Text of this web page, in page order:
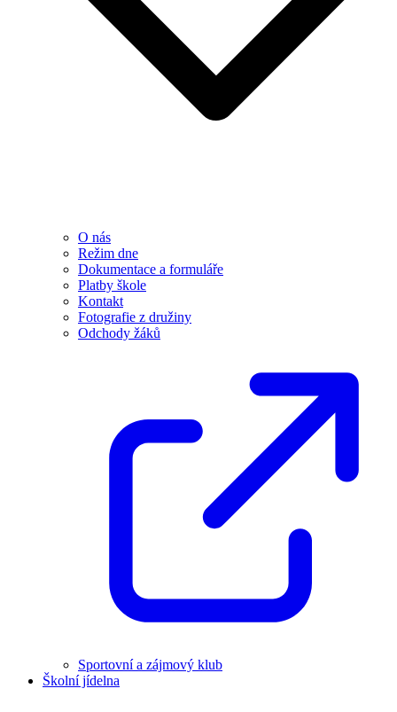
O nás
Režim dne
Dokumentace a formuláře
Platby škole
Kontakt
Fotografie z družiny
Odchody žáků
Sportovní a zájmový klub
Školní jídelna